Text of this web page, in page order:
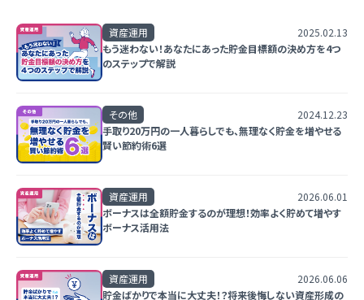
資産運用
2025.02.13
もう迷わない！あなたにあった貯金目標額の決め方を4つ
のステップで解説
その他
2024.12.23
手取り20万円の一人暮らしでも、無理なく貯金を増やせる
賢い節約術6選
資産運用
2026.06.01
ボーナスは全額貯金するのが理想！効率よく貯めて増やす
ボーナス活用法
資産運用
2026.06.06
貯金ばかりで本当に大丈夫！？将来後悔しない資産形成の